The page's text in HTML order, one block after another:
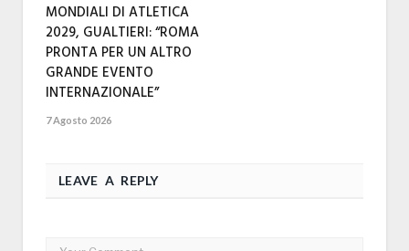
MONDIALI DI ATLETICA
2029, GUALTIERI: “ROMA
PRONTA PER UN ALTRO
GRANDE EVENTO
INTERNAZIONALE”
7 Agosto 2026
LEAVE A REPLY